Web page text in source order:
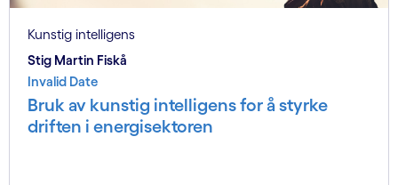
Kunstig intelligens
Stig Martin Fiskå
Invalid Date
Bruk av kunstig intelligens for å styrke
driften i energisektoren